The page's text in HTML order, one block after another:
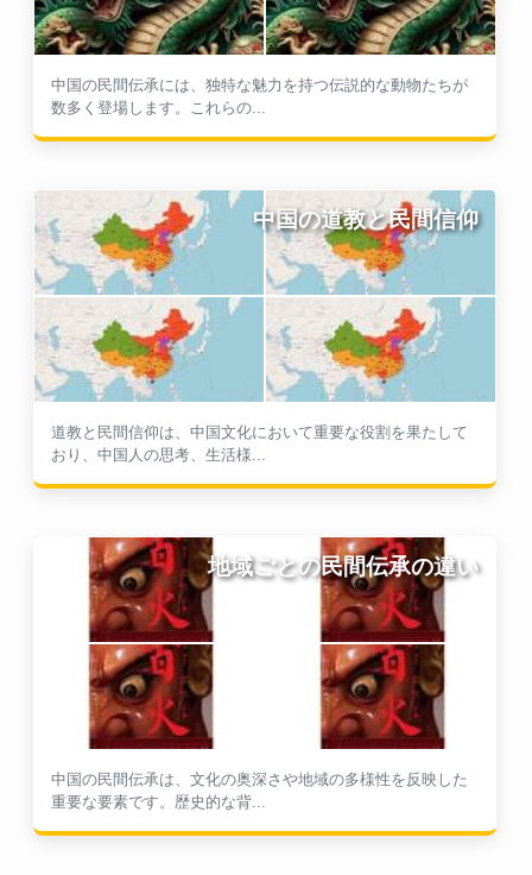
中国の民間伝承には、独特な魅力を持つ伝説的な動物たちが
数多く登場します。これらの...
中国の道教と民間信仰
道教と民間信仰は、中国文化において重要な役割を果たして
おり、中国人の思考、生活様...
地域ごとの民間伝承の違い
中国の民間伝承は、文化の奥深さや地域の多様性を反映した
重要な要素です。歴史的な背...